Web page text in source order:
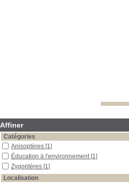
Affiner
Catégories
Anisoptères [1]
Éducation à l'environnement [1]
Zygoptères [1]
Localisation